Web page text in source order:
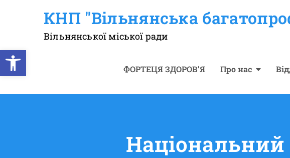
Відкрити Панель інструментів
КНП "Вільнянська
Вільнянської міської ради
ФОРТЕЦЯ ЗДОРОВ’Я Про нас
Національний